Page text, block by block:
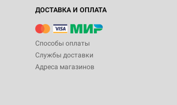
ДОСТАВКА И ОПЛАТА
Способы оплаты
Службы доставки
Адреса магазинов